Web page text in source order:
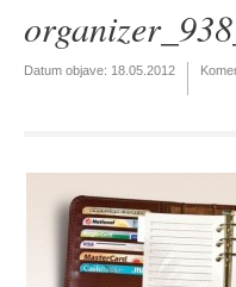
Datum objave: 18.05.2012